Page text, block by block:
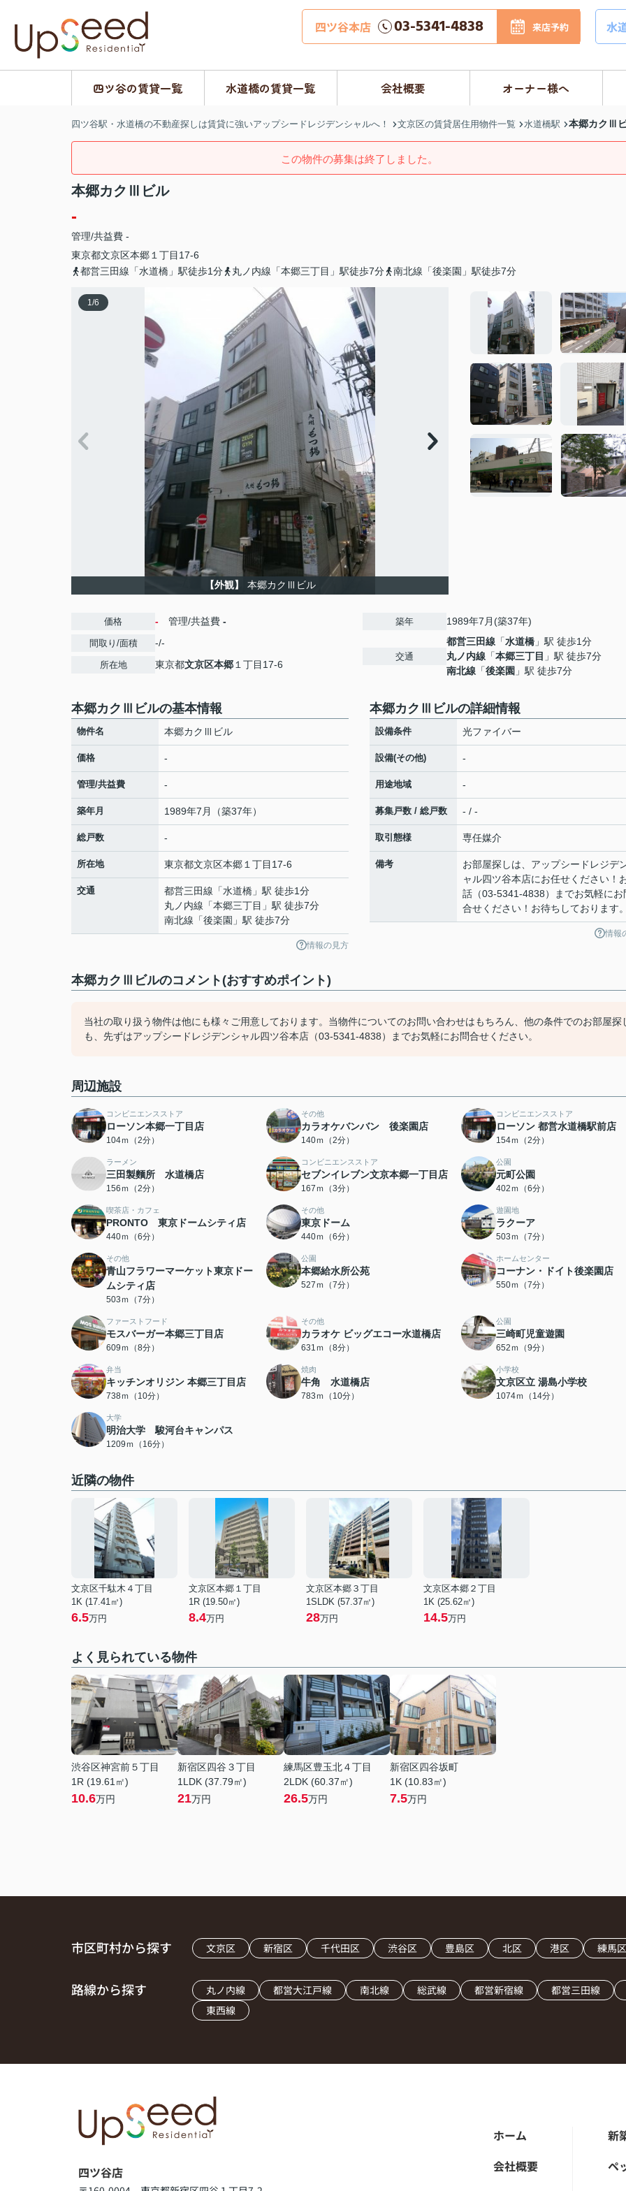
四ツ谷本店 03-5341-4838 来店予約 水
四ツ谷の賃貸一覧 水道橋の賃貸一覧 会社概要 オーナー様へ
四ツ谷駅・水道橋の不動産探しは賃貸に強いアップシードレジデンシャルへ！ 文京区の賃貸居住用物件一覧 水道橋駅 本郷カクⅢ
この物件の募集は終了しました。
本郷カクⅢビル
-
管理/共益費 -
東京都文京区本郷 １丁目17-6
都営三田線「水道橋」駅徒歩1分
丸ノ内線「本郷三丁目」駅徒歩7分 南北線「後楽園」駅徒歩7分
1/6
【外観】 本郷カクⅢビル
価格 - 管理/共益費 -
間取り/面積 -/-
所在地 東京都文京区本郷 １丁目17-6
築年 1989年7月(築37年)
交通
都営三田線 「水道橋 」駅 徒歩1分
丸ノ内線 「本郷三丁目 」駅 徒歩7分
南北線 「後楽園 」駅 徒歩7分
本郷カクⅢビルの基本情報
物件名 本郷カクⅢビル
価格 -
管理/共益費 -
築年月 1989年7月（築37年）
総戸数 -
所在地 東京都文京区本郷 １丁目17-6
交通 都営三田線 「水道橋 」駅 徒歩1分
丸ノ内線 「本郷三丁目 」駅 徒歩7分
南北線 「後楽園 」駅 徒歩7分
情報の見方
本郷カクⅢビルの詳細情報
設備条件 光ファイバー
設備(その他) -
用途地域 -
募集戸数 / 総戸数 - / -
取引態様 専任媒介
備考
お部屋探しは、アップシードレジデ
ャル四ツ谷本店にお任せください！
話（03-5341-4838）までお気軽にお
合せください！お待ちしております
情報
本郷カクⅢビルのコメント(おすすめポイント)
当社の取り扱う物件は他にも様々ご用意しております。当物件についてのお問い合わせはもちろん、他の条件でのお部屋探
も、先ずはアップシードレジデンシャル四ツ谷本店（03-5341-4838）までお気軽にお問合せください。
周辺施設
コンビニエンスストア
ローソン本郷一丁目店
104ｍ（2分）
その他
カラオケバンバン 後楽園店
140ｍ（2分）
コンビニエンスストア
ローソン 都営水道橋駅前店
154ｍ（2分）
ラーメン
三田製麵所 水道橋店
156ｍ（2分）
コンビニエンスストア
セブンイレブン文京本郷一丁目店
167ｍ（3分）
公園
元町公園
402ｍ（6分）
喫茶店・カフェ
PRONTO 東京ドームシティ店
440ｍ（6分）
その他
東京ドーム
440ｍ（6分）
遊園地
ラクーア
503ｍ（7分）
その他
青山フラワーマーケット東京ドー
ムシティ店
503ｍ（7分）
公園
本郷給水所公苑
527ｍ（7分）
ホームセンター
コーナン・ドイト後楽園店
550ｍ（7分）
ファーストフード
モスバーガー本郷三丁目店
609ｍ（8分）
その他
カラオケ ビッグエコー水道橋店
631ｍ（8分）
公園
三崎町児童遊園
652ｍ（9分）
弁当
キッチンオリジン 本郷三丁目店
738ｍ（10分）
焼肉
牛角 水道橋店
783ｍ（10分）
小学校
文京区立 湯島小学校
1074ｍ（14分）
大学
明治大学 駿河台キャンパス
1209ｍ（16分）
近隣の物件
文京区千駄木４丁目
1K (17.41㎡)
6.5万円
文京区本郷１丁目
1R (19.50㎡)
8.4万円
文京区本郷３丁目
1SLDK (57.37㎡)
28万円
文京区本郷２丁目
1K (25.62㎡)
14.5万円
よく見られている物件
渋谷区神宮前５丁目
1R (19.61㎡)
10.6万円
新宿区四谷３丁目
1LDK (37.79㎡)
21万円
練馬区豊玉北４丁目
2LDK (60.37㎡)
26.5万円
新宿区四谷坂町
1K (10.83㎡)
7.5万円
市区町村から探す 文京区 新宿区 千代田区 渋谷区 豊島区 北区 港区 練馬区
路線から探す 丸ノ内線 都営大江戸線 南北線 総武線 都営新宿線
都営三田線
東西線
四ツ谷店
ホーム
会社概要
新
ペ